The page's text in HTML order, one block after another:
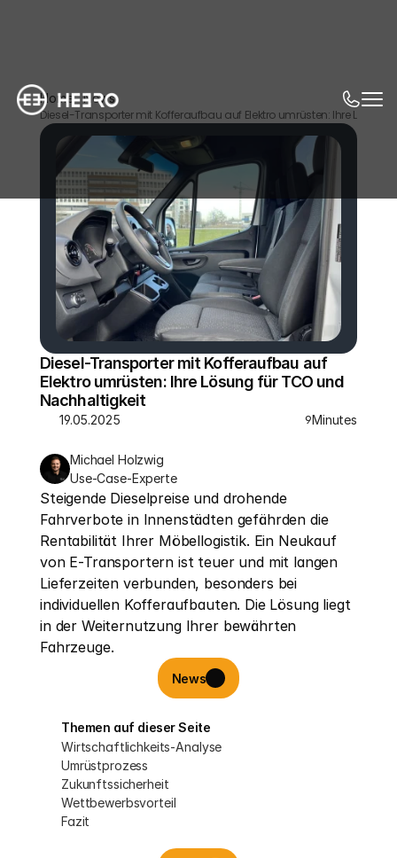
Home News
Diesel-Transporter mit Kofferaufbau auf Elektro umrüsten: Ihre
Diesel-Transporter mit Kofferaufbau auf
Elektro umrüsten: Ihre Lösung für TCO und
Nachhaltigkeit
19.05.2025 9Minutes
Michael Holzwig
Use-Case-Experte
Steigende Dieselpreise und drohende
Fahrverbote in Innenstädten gefährden die
Rentabilität Ihrer Möbellogistik. Ein Neukauf
von E-Transportern ist teuer und mit langen
Lieferzeiten verbunden, besonders bei
individuellen Kofferaufbauten. Die Lösung liegt
in der Weiternutzung Ihrer bewährten
Fahrzeuge.
News
Themen auf dieser Seite
Wirtschaftlichkeits-Analyse
Umrüstprozess
Zukunftssicherheit
Wettbewerbsvorteil
Fazit